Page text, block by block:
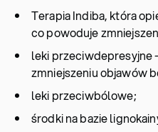
Terapia Indiba, która
co powoduje
leki
zmniejszeniu objawów
leki przeciwbólowe;
środki na bazie